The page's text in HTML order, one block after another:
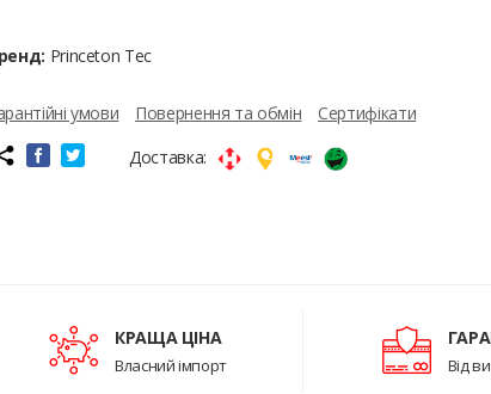
Princeton Tec
умови Повернення та обмін
Сертифікати
Доставка:
КРАЩА ЦІНА
Власний імпорт Від